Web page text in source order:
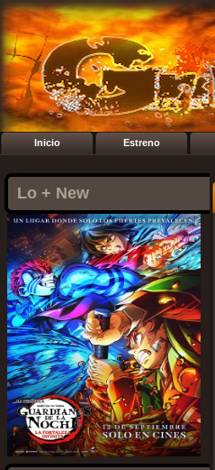
Inicio Estreno
Lo + New